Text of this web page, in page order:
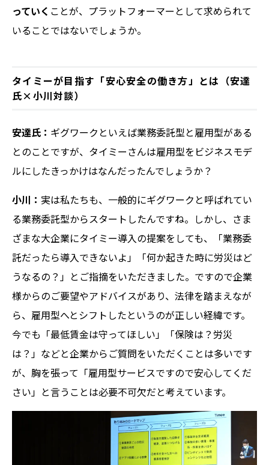
っていく ことが、プラットフォーマーとして求められて
いることではないでしょうか。
タイミーが目指す「安心安全の働き方」とは（安達
氏×小川対談）
安達氏： ギグワークといえば業務委託型と雇用型がある
とのことですが、タイミーさんは雇用型をビジネスモデ
ルにしたきっかけはなんだったんでしょうか？
小川： 実は私たちも、一般的にギグワークと呼ばれてい
る業務委託型からスタートしたんですね。しかし、さま
ざまな大企業にタイミー導入の提案をしても、「業務委
託だったら導入できないよ」「何か起きた時に労災はど
うなるの？」とご指摘をいただきました。ですので企業
様からのご要望やアドバイスがあり、法律を踏まえなが
ら、雇用型へとシフトしたというのが正しい経緯です。
今でも「最低賃金は守ってほしい」「保険は？労災
は？」などと企業からご質問をいただくことは多いです
が、胸を張って「雇用型サービスですので安心してくだ
さい」と言うことは必要不可欠だと考えています。